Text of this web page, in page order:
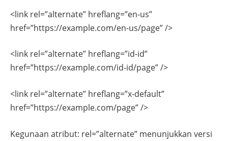
<link rel=”alternate” hreflang=”en-us”
href=”https://example.com/en-us/page” />
<link rel=”alternate” hreflang=”id-id”
href=”https://example.com/id-id/page” />
<link rel=”alternate” hreflang=”x-default”
href=”https://example.com/page” />
Kegunaan atribut: rel=”alternate” menunjukkan versi